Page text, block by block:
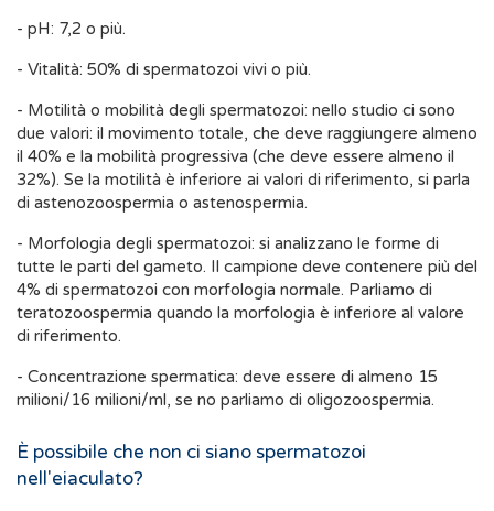
- pH: 7,2 o più.
- Vitalità: 50% di spermatozoi vivi o più.
- Motilità o mobilità degli spermatozoi: nello studio ci sono
due valori: il movimento totale, che deve raggiungere almeno
il 40% e la mobilità progressiva (che deve essere almeno il
32%). Se la motilità è inferiore ai valori di riferimento, si parla
di astenozoospermia o astenospermia.
- Morfologia degli spermatozoi: si analizzano le forme di
tutte le parti del gameto. Il campione deve contenere più del
4% di spermatozoi con morfologia normale. Parliamo di
teratozoospermia quando la morfologia è inferiore al valore
di riferimento.
- Concentrazione spermatica: deve essere di almeno 15
milioni/16 milioni/ml, se no parliamo di oligozoospermia.
È possibile che non ci siano spermatozoi
nell'eiaculato?